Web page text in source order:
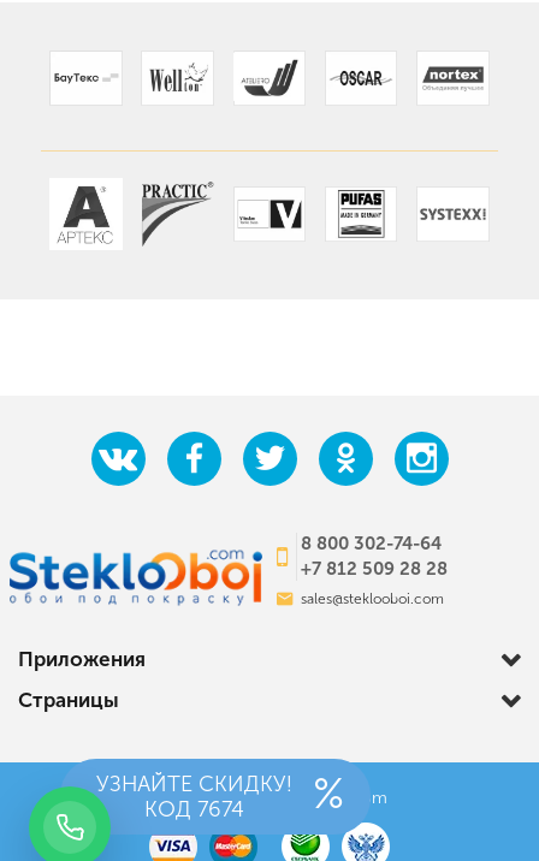
Приложения
Страницы
8 800 302-74-64
+7 812 509 28 28
sales@steklooboi.com
© 2012-2026 StekloOboi.com
УЗНАЙТЕ СКИДКУ!
КОД 7674